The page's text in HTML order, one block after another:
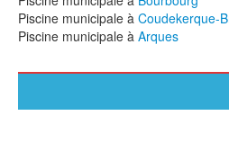
Piscine municipale à Coudekerque-
Piscine municipale à Arques